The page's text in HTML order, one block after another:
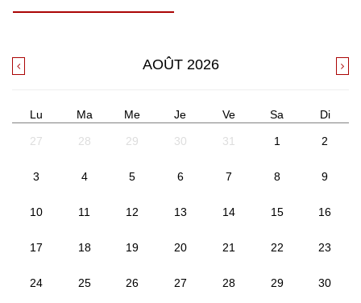
AOÛT 2026
Lu Ma Me Je Ve Sa Di
27 28 29 30 31 1 2
3 4 5 6 7 8 9
10 11 12 13 14 15 16
17 18 19 20 21 22 23
24 25 26 27 28 29 30